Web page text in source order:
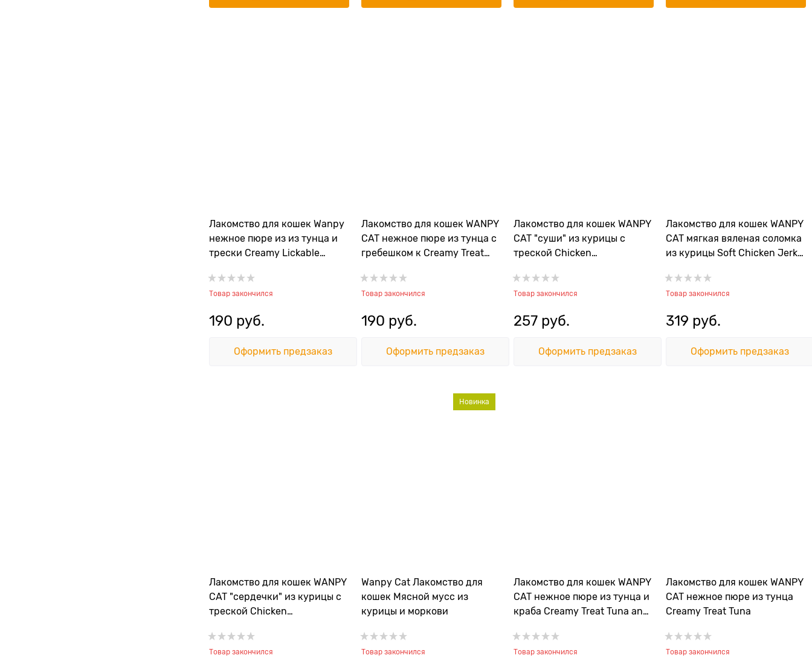
Лакомство для кошек Wanpy
нежное пюре из из тунца и
трески Creamy Lickable
Товар закончился
190 руб.
Оформить предзаказ
Лакомство для кошек WANPY
CAT нежное пюре из тунца с
гребешком к Creamy Treat
Товар закончился
190 руб.
Оформить предзаказ
Лакомство для кошек WANPY
CAT "суши" из курицы с
треской Chicken
Товар закончился
257 руб.
Оформить предзаказ
Лакомство для кошек WANPY
CAT мягкая вяленая соломка
из курицы Soft Chicken Jerky
Товар закончился
319 руб.
Оформить предзаказ
Лакомство для кошек WANPY
CAT "сердечки" из курицы с
треской Chicken
Товар закончился
Wanpy Cat Лакомство для
кошек Мясной мусс из
курицы и моркови
Новинка
Товар закончился
Лакомство для кошек WANPY
CAT нежное пюре из тунца и
краба Creamy Treat Tuna and
Товар закончился
Лакомство для кошек WANPY
CAT нежное пюре из тунца
Creamy Treat Tuna
Товар закончился